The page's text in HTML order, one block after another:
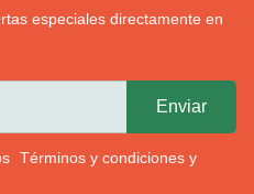
especiales directamente en
Términos y condiciones y